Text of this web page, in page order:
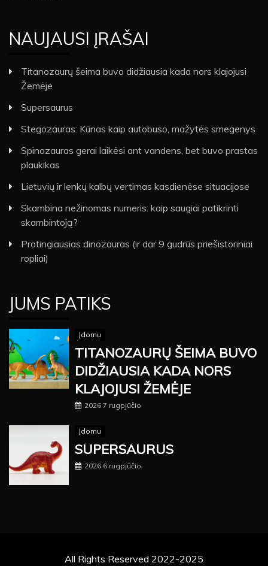
NAUJAUSI ĮRAŠAI
Titanozaurų šeima buvo didžiausia kada nors klajojusi
Žemėje
Supersaurus
Stegozauras: Kūnas kaip autobuso, mažytės smegenys
Spinozauras gerai laikėsi ant vandens, bet buvo prastas
plaukikas
Lietuvių ir lenkų kalbų vertimas kasdienėse situacijose
Skambina nežinomas numeris: kaip saugiai patikrinti
skambintoją?
Protingiausias dinozauras (ir dar 9 gudrūs priešistoriniai
ropliai)
JUMS PATIKS
Įdomu
TITANOZAURŲ ŠEIMA BUVO
DIDŽIAUSIA KADA NORS
KLAJOJUSI ŽEMĖJE
2026 7 rugpjūčio
Įdomu
SUPERSAURUS
2026 6 rugpjūčio
All Rights Reserved 2022-2025